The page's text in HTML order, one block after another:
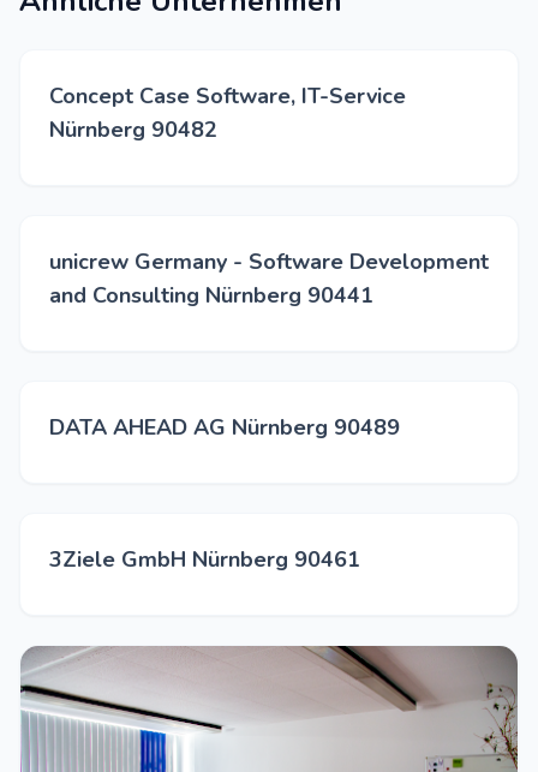
Concept Case Software, IT-Service
Nürnberg 90482
unicrew Germany - Software Development
and Consulting Nürnberg 90441
DATA AHEAD AG Nürnberg 90489
3Ziele GmbH Nürnberg 90461